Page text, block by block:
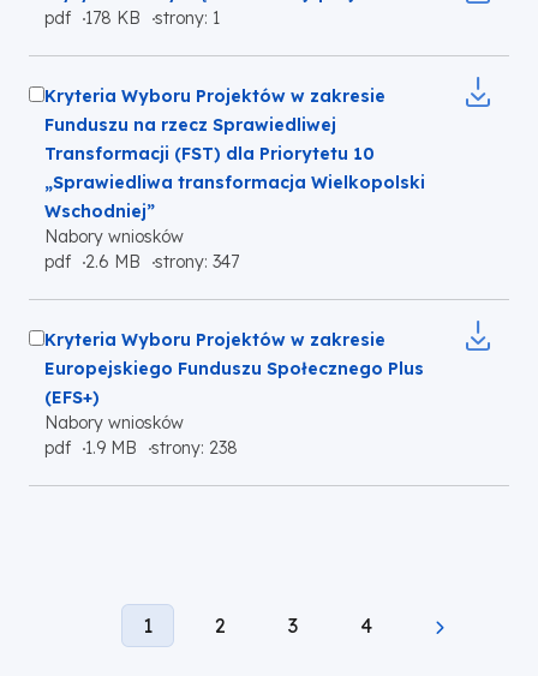
karcie
plik
do
Otworzy
nowej
karcie
pdf 178 KB strony: 1
Zaznacz
plik
do
pobrania
Kryteria Wyboru Projektów w zakresie
Funduszu na rzecz Sprawiedliwej
Transformacji (FST) dla Priorytetu 10
„Sprawiedliwa transformacja Wielkopolski
Wschodniej”
Nabory wniosków
Otworzy
nowej
karcie
pdf 2.6 MB strony: 347
Zaznacz
plik
do
pobrania
Kryteria Wyboru Projektów w zakresie
Europejskiego Funduszu Społecznego Plus
(EFS+)
Nabory wniosków
Otworzy
pdf 1.9 MB strony: 238
Stronicowanie
Current
page
1 Page
2 Page
3 Page
4